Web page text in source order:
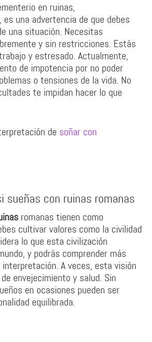
en ruinas,
una advertencia de que debes
una situación. Necesitas
y sin restricciones. Estás
y estresado. Actualmente,
de impotencia por no poder
o tensiones de la vida. No
te impidan hacer lo que
de soñar con
sueñas con ruinas romanas
romanas tienen como
cultivar valores como la civilidad
lo que esta civilización
y podrás comprender más
A veces, esta visión
envejecimiento y salud. Sin
en ocasiones pueden ser
equilibrada.